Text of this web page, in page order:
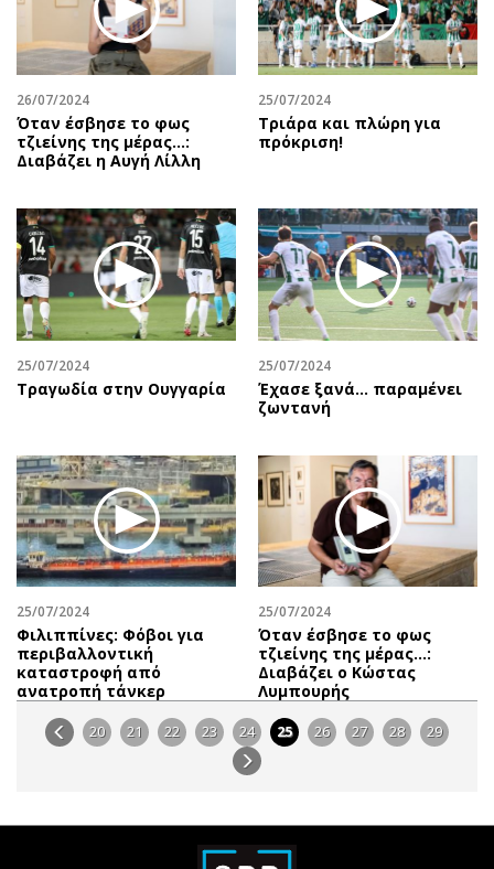
26/07/2024
Όταν έσβησε το φως
τζιείνης της μέρας…:
Διαβάζει η Αυγή Λίλλη
25/07/2024
Τριάρα και πλώρη για
πρόκριση!
25/07/2024
Τραγωδία στην Ουγγαρία
25/07/2024
Έχασε ξανά... παραμένει
ζωντανή
25/07/2024
Φιλιππίνες: Φόβοι για
περιβαλλοντική
καταστροφή από
ανατροπή τάνκερ
25/07/2024
Όταν έσβησε το φως
τζιείνης της μέρας…:
Διαβάζει o Κώστας
Λυμπουρής
20 21 22 23 24 25 26 27 28 29